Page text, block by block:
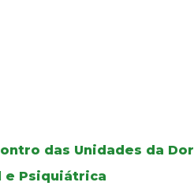
das Unidades da Dor
e Psiquiátrica